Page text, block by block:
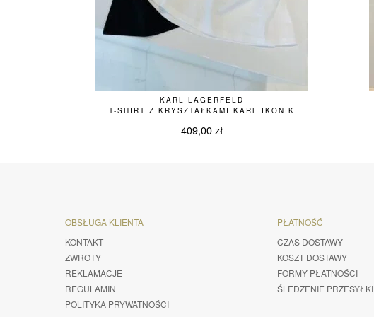
KARL LAGERFELD
T-SHIRT Z KRYSZTAŁKAMI KARL IKONIK
409,00 zł
OBSŁUGA KLIENTA
KONTAKT
ZWROTY
REKLAMACJE
REGULAMIN
POLITYKA PRYWATNOŚCI
PŁATNOŚĆ
CZAS DOSTAWY
KOSZT DOSTAWY
FORMY PŁATNOŚCI
ŚLEDZENIE PRZESYŁKI